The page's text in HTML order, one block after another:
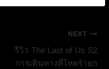
NEXT
รีวิว The Last of Us S2
การเดินทางที่โหดร้ายก